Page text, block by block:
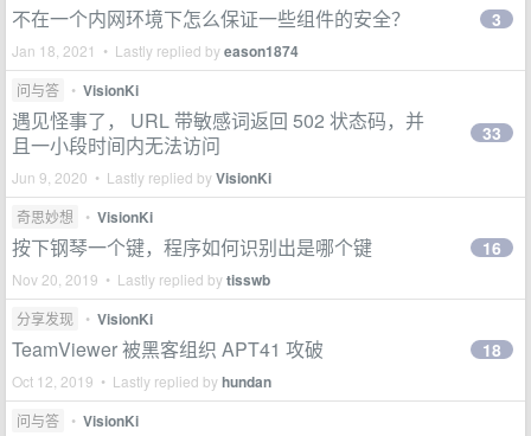
不在一个内网环境下怎么保证一些组件的安全？
Jan 18, 2021 • Lastly replied byeason1874
3
问与答 • VisionKi
遇见怪事了， URL 带敏感词返回 502 状态码，并
且一小段时间内无法访问
Jun 9, 2020 • Lastly replied byVisionKi
33
奇思妙想 • VisionKi
按下钢琴一个键，程序如何识别出是哪个键
Nov 20, 2019 • Lastly replied bytisswb
16
分享发现 • VisionKi
TeamViewer 被黑客组织 APT41 攻破
Oct 12, 2019 • Lastly replied byhundan
18
问与答 • VisionKi